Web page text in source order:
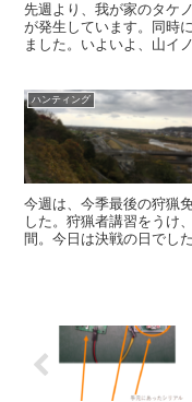
先週より、我が家のタケ
が発生しています。同時
ました。いよいよ、山イ
ハンティング
今週は、今季最後の狩猟
した。狩猟者講習をうけ
間。今日は決戦の日でし